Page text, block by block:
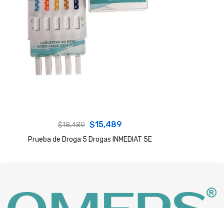
$18,489 Original
price
$15,489
price
Prueba de Droga 5 Drogas INMEDIAT 5E